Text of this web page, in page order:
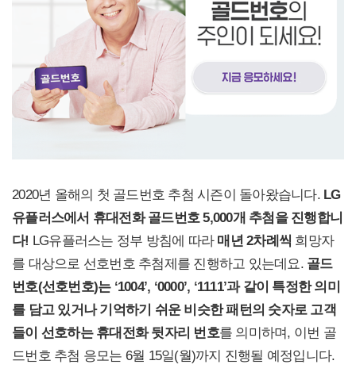
2020년 올해의 첫 골드번호 추첨 시즌이 돌아왔습니다. LG
유플러스에서 휴대전화 골드번호 5,000개 추첨을 진행합니
다! LG유플러스는 정부 방침에 따라 매년 2차례씩 희망자
를 대상으로 선호번호 추첨제를 진행하고 있는데요. 골드
번호(선호번호)는 ‘1004’, ‘0000’, ‘1111’과 같이 특정한 의미
를 담고 있거나 기억하기 쉬운 비슷한 패턴의 숫자로 고객
들이 선호하는 휴대전화 뒷자리 번호를 의미하며, 이번 골
드번호 추첨 응모는 6월 15일(월)까지 진행될 예정입니다.